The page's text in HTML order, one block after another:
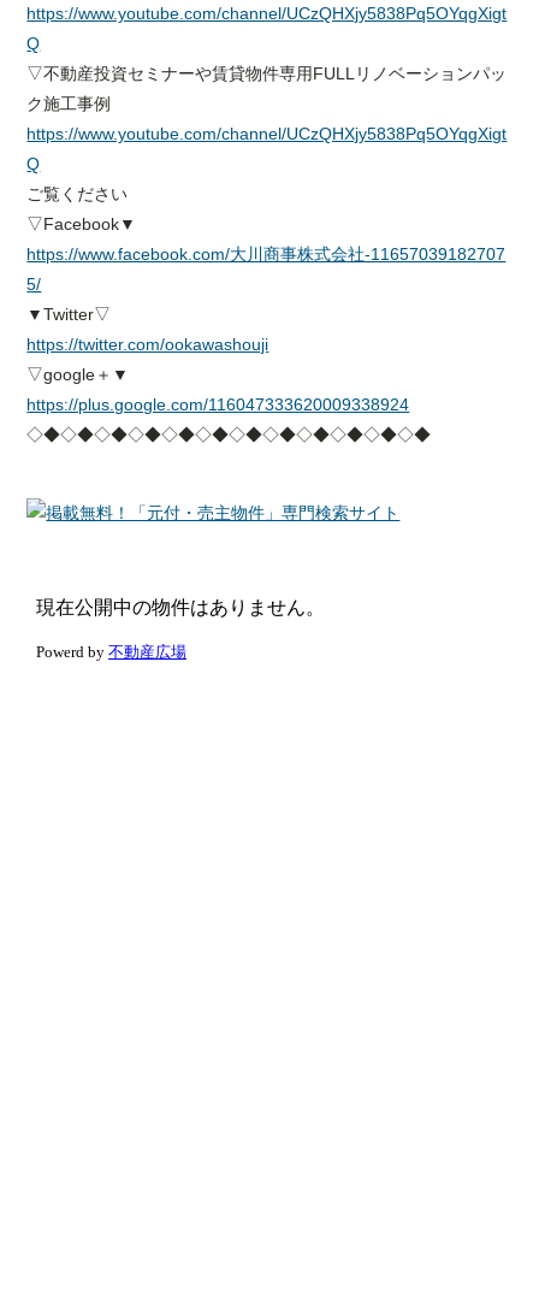
https://www.youtube.com/channel/UCzQHXjy5838Pq5OYqgXigt
Q
▽不動産投資セミナーや賃貸物件専用FULLリノベーションパッ
ク施工事例
https://www.youtube.com/channel/UCzQHXjy5838Pq5OYqgXigt
Q
ご覧ください
▽Facebook▼
https://www.facebook.com/大川商事株式会社-11657039182707
5/
▼Twitter▽
https://twitter.com/ookawashouji
▽google＋▼
https://plus.google.com/116047333620009338924
◇◆◇◆◇◆◇◆◇◆◇◆◇◆◇◆◇◆◇◆◇◆◇◆